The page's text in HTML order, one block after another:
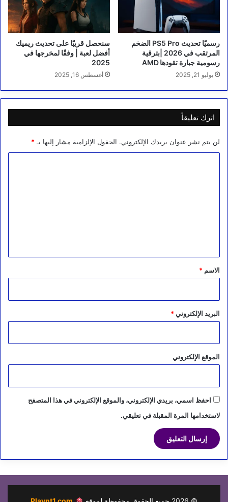
رسميًا تحديث PS5 Pro الضخم
المرتقب في 2026 |بترقية
رسومية جبارة تقودها AMD
يوليو 21, 2025
سنحصل قريبًا على تحديث ريميك
أفضل لعبة | وفقًا لمخرجها في
2025
أغسطس 16, 2025
اترك تعليقاً
لن يتم نشر عنوان بريدك الإلكتروني. الحقول الإلزامية مشار إليها بـ*
*
الاسم *
البريد الإلكتروني*
الموقع الإلكتروني
احفظ اسمي، بريدي الإلكتروني، والموقع الإلكتروني في هذا المتصفح
لاستخدامها المرة المقبلة في تعليقي.